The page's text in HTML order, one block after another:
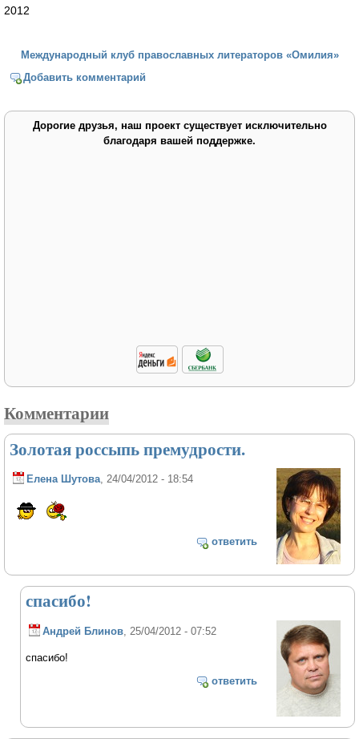
2012
Международный клуб православных литераторов «Омилия»
Добавить комментарий
Дорогие друзья, наш проект существует исключительно
благодаря вашей поддержке.
Комментарии
Золотая россыпь премудрости.
Елена Шутова, 24/04/2012 - 18:54
ответить
спасибо!
Андрей Блинов, 25/04/2012 - 07:52
спасибо!
ответить